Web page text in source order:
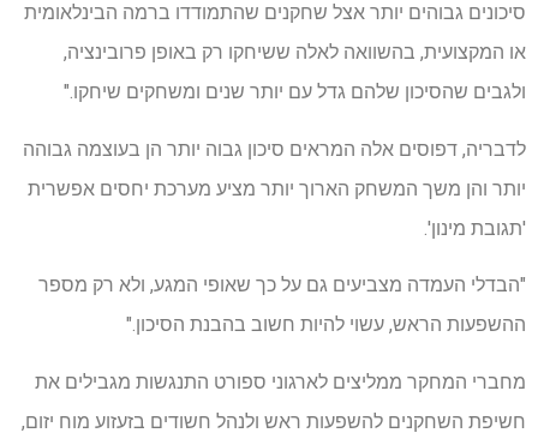
סיכונים גבוהים יותר אצל שחקנים שהתמודדו ברמה הבינלאומית
או המקצועית, בהשוואה לאלה ששיחקו רק באופן פרובינציה,
ולגבים שהסיכון שלהם גדל עם יותר שנים ומשחקים שיחקו."
לדבריה, דפוסים אלה המראים סיכון גבוה יותר הן בעוצמה גבוהה
יותר והן משך המשחק הארוך יותר מציע מערכת יחסים אפשרית
'תגובת מינון'.
"הבדלי העמדה מצביעים גם על כך שאופי המגע, ולא רק מספר
ההשפעות הראש, עשוי להיות חשוב בהבנת הסיכון."
מחברי המחקר ממליצים לארגוני ספורט התנגשות מגבילים את
חשיפת השחקנים להשפעות ראש ולנהל חשודים בזעזוע מוח יזום,